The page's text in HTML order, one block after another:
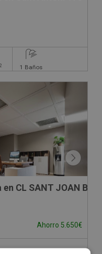
2 1 Baños
CL SANT JOAN
Ahorro 5.650€